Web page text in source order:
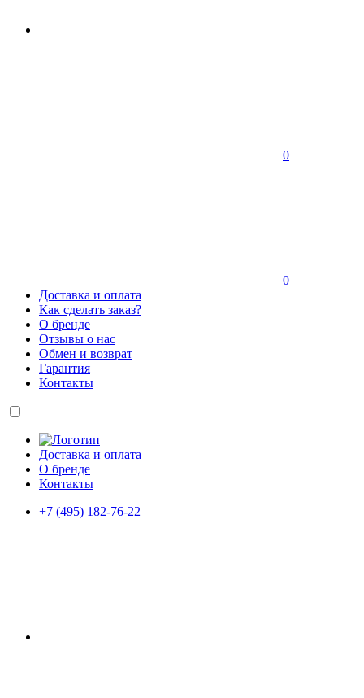
0
0
Доставка и оплата
Как сделать заказ?
О бренде
Отзывы о нас
Обмен и возврат
Гарантия
Контакты
Доставка и оплата
О бренде
Контакты
+7 (495) 182-76-22